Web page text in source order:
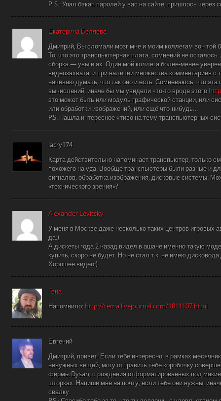
P. S.: Упал бэкап паролей у вас на сайте, пришлось через
Екатерина Беляева
Дмитрий, Вы сломали мозг мне и моим коллегам вон той
То, что это транспьютерная плата, сомнений не осталось.
сборка — увы и ах. Один мой коллега более-менее
видеозахвата, и при наличии множества комментариев
начинаю думать, что так оно и есть. Сомневаюсь, что эта
вычислений, иначе бы мы увидели что-то вроде этого
это может быть или модуль графической станции, или
или обработки изображений, или ещё что-нибудь…
P.S. Нашла интересное чтиво на тему транспьютерных
lacry174
Карта действительно напоминает транспьютер, только
похожего на vga. Вообще транспьютеры были разные и
сигналов, обработка изображения, дисковые системы.
«технического зрения»?
Alexander Levitsky
У меня в Москве даже несколько таких центров игровых
да:)
А дискеты года 2 назад видел в ашане именно такую
купить, скоро не будет. Но не стал т.к. не имею
Хорошее видео:)
Гена
Напомнило: http://tema.livejournal.com/1011107.html
Евгений
Дмитрий, привет! Если тебе интересно, в рамках
ненужных вещей, могу отправить тебе коробочку
фирмы Dysan, с рождения отформатированных под
шторках. Напиши мне на почту, если тебе они нужны,
свалку.